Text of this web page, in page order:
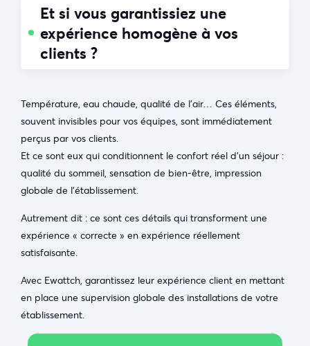
Et si vous garantissiez une
expérience homogène à vos
clients ?
Température, eau chaude, qualité de l’air… Ces éléments,
souvent invisibles pour vos équipes, sont immédiatement
perçus par vos clients.
Et ce sont eux qui conditionnent le confort réel d’un séjour :
qualité du sommeil, sensation de bien-être, impression
globale de l’établissement.
Autrement dit : ce sont ces détails qui transforment une
expérience « correcte » en expérience réellement
satisfaisante.
Avec Ewattch, garantissez leur expérience client en mettant
en place une supervision globale des installations de votre
établissement.